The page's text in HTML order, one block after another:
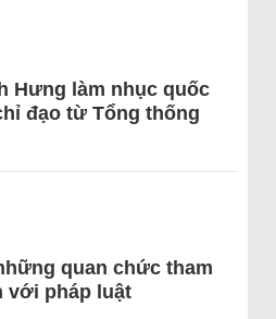
Hưng làm nhục quốc
đạo từ Tổng thống
quan chức tham
với pháp luật